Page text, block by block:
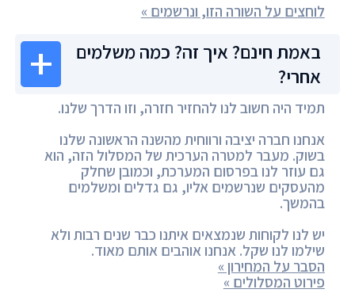
לוחצים על השורה הזו, ונרשמים »
באמת חינם? איך זה? כמה משלמים
אחרי?
תמיד היה חשוב לנו להחזיר חזרה, וזו הדרך שלנו.
אנחנו חברה יציבה ורווחית מהשנה הראשונה שלנו
בשוק. מעבר למטרה הערכית של המסלול הזה, הוא
גם עוזר לנו בפרסום המערכת, וכמובן שחלק
מהעסקים שנרשמים אליו, גם גדלים ומשלמים
בהמשך.
יש לנו לקוחות שנמצאים איתנו כבר שנים רבות ולא
שילמו לנו שקל. אנחנו אוהבים אותם מאוד.
הסבר על המחירון »
פירוט המסלולים »